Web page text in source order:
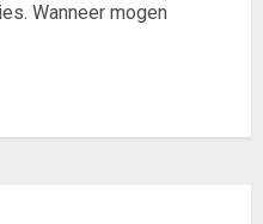
Wanneer mogen